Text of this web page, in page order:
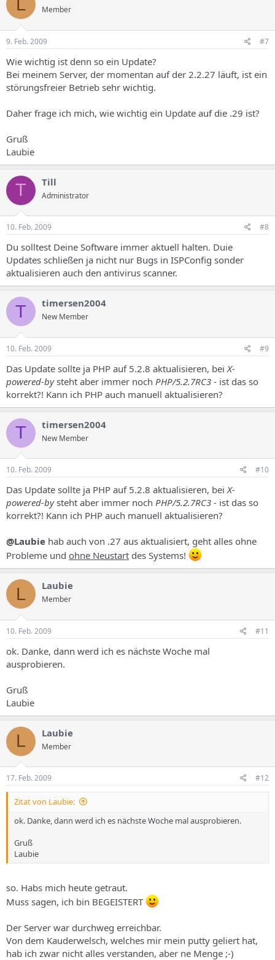
L Member
9. Feb. 2009 #7
Wie wichtig ist denn so ein Update?
Bei meinem Server, der momentan auf der 2.2.27 läuft, ist ein
störungsfreier Betrieb sehr wichtig.
Daher frage ich mich, wie wichtig ein Update auf die .29 ist?
Gruß
Laubie
T Till
Administrator
10. Feb. 2009 #8
Du solltest Deine Software immer aktuell halten. Duie
Updates schließen ja nicht nur Bugs in ISPConfig sonder
aktualisieren auch den antivirus scanner.
T timersen2004
New Member
10. Feb. 2009 #9
Das Update sollte ja PHP auf 5.2.8 aktualisieren, bei X-
powered-bysteht aber immer noch PHP/5.2.7RC3 - ist das so
korrekt?! Kann ich PHP auch manuell aktualisieren?
T timersen2004
New Member
10. Feb. 2009 #10
Das Update sollte ja PHP auf 5.2.8 aktualisieren, beiX-
powered-bysteht aber immer noch PHP/5.2.7RC3 - ist das so
korrekt?! Kann ich PHP auch manuell aktualisieren?
@Laubie hab auch von .27 aus aktualisiert, geht alles ohne
Probleme und ohne Neustart des Systems!
L Laubie
Member
10. Feb. 2009 #11
ok. Danke, dann werd ich es nächste Woche mal
ausprobieren.
Gruß
Laubie
L Laubie
Member
17. Feb. 2009 #12
Zitat von Laubie:
ok. Danke, dann werd ich es nächste Woche mal ausprobieren.
Gruß
Laubie
so. Habs mich heute getraut.
Muss sagen, ich bin BEGEISTERT
Der Server war durchweg erreichbar.
Von dem Kauderwelsch, welches mir mein putty geliert hat,
hab ich zwar nicht alles verstanden, aber ne Menge ;-)